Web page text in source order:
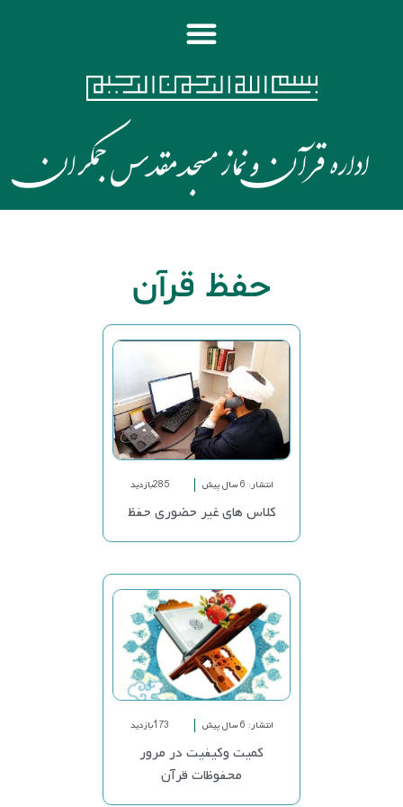
حفظ قرآن
انتشار: 6 سال پیش 285بازدید
کلاس های غیر حضوری حفظ
انتشار: 6 سال پیش 173بازدید
کمیت وکیفیت در مرور
محفوظات قرآن